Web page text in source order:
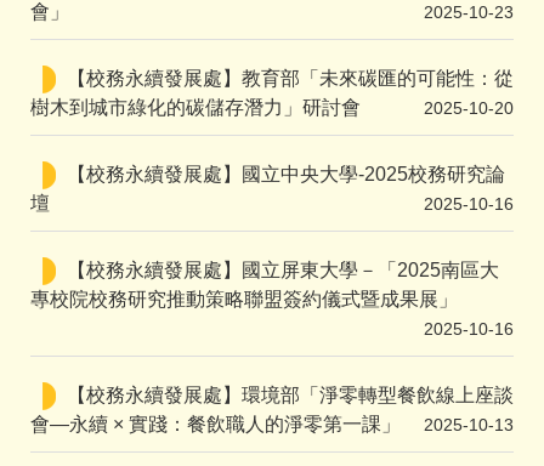
會」
2025-10-23
【校務永續發展處】教育部「未來碳匯的可能性：從
樹木到城市綠化的碳儲存潛力」研討會
2025-10-20
【校務永續發展處】國立中央大學-2025校務研究論
壇
2025-10-16
【校務永續發展處】國立屏東大學－「2025南區大
專校院校務研究推動策略聯盟簽約儀式暨成果展」
2025-10-16
【校務永續發展處】環境部「淨零轉型餐飲線上座談
會—永續 × 實踐：餐飲職人的淨零第一課」
2025-10-13